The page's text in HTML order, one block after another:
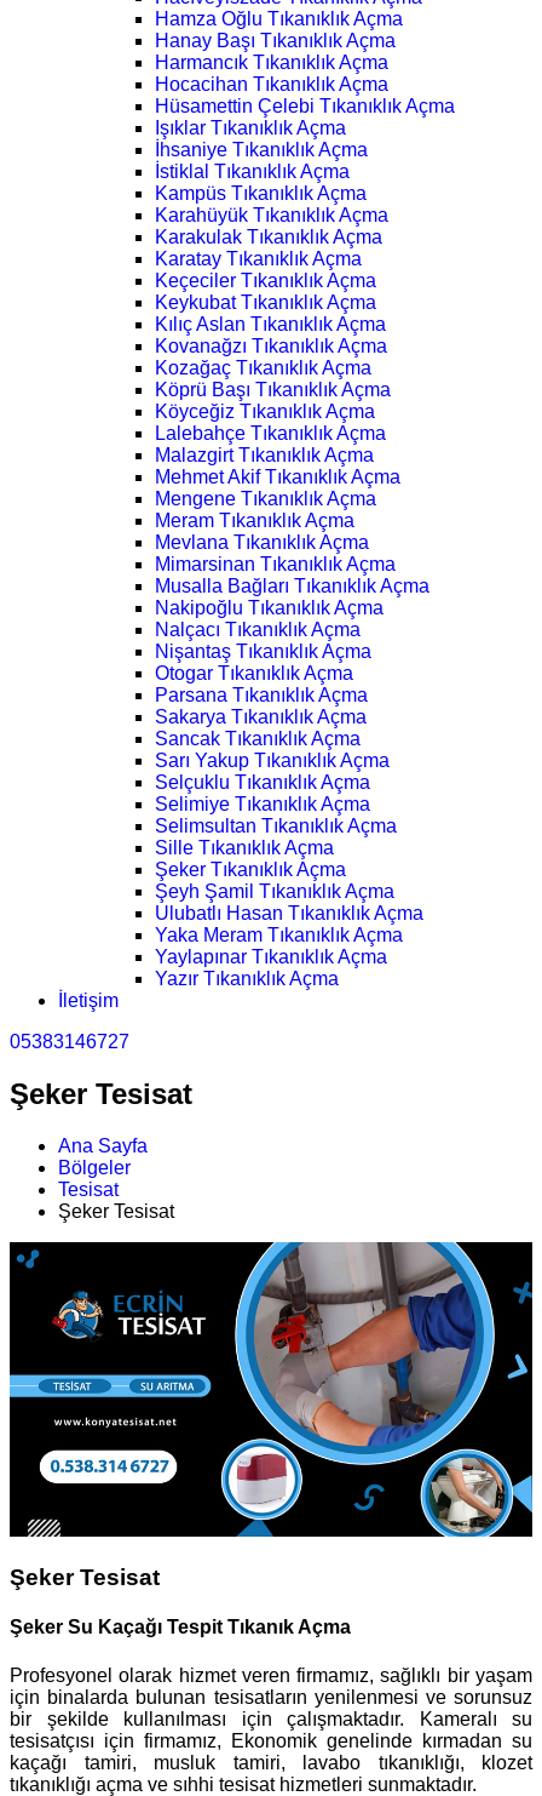
Hamza Oğlu Tıkanıklık Açma
Hanay Başı Tıkanıklık Açma
Harmancık Tıkanıklık Açma
Hocacihan Tıkanıklık Açma
Hüsamettin Çelebi Tıkanıklık Açma
Işıklar Tıkanıklık Açma
İhsaniye Tıkanıklık Açma
İstiklal Tıkanıklık Açma
Kampüs Tıkanıklık Açma
Karahüyük Tıkanıklık Açma
Karakulak Tıkanıklık Açma
Karatay Tıkanıklık Açma
Keçeciler Tıkanıklık Açma
Keykubat Tıkanıklık Açma
Kılıç Aslan Tıkanıklık Açma
Kovanağzı Tıkanıklık Açma
Kozağaç Tıkanıklık Açma
Köprü Başı Tıkanıklık Açma
Köyceğiz Tıkanıklık Açma
Lalebahçe Tıkanıklık Açma
Malazgirt Tıkanıklık Açma
Mehmet Akif Tıkanıklık Açma
Mengene Tıkanıklık Açma
Meram Tıkanıklık Açma
Mevlana Tıkanıklık Açma
Mimarsinan Tıkanıklık Açma
Musalla Bağları Tıkanıklık Açma
Nakipoğlu Tıkanıklık Açma
Nalçacı Tıkanıklık Açma
Nişantaş Tıkanıklık Açma
Otogar Tıkanıklık Açma
Parsana Tıkanıklık Açma
Sakarya Tıkanıklık Açma
Sancak Tıkanıklık Açma
Sarı Yakup Tıkanıklık Açma
Selçuklu Tıkanıklık Açma
Selimiye Tıkanıklık Açma
Selimsultan Tıkanıklık Açma
Sille Tıkanıklık Açma
Şeker Tıkanıklık Açma
Şeyh Şamil Tıkanıklık Açma
Ulubatlı Hasan Tıkanıklık Açma
Yaka Meram Tıkanıklık Açma
Yaylapınar Tıkanıklık Açma
Yazır Tıkanıklık Açma
İletişim
05383146727
Şeker Tesisat
Ana Sayfa
Bölgeler
Tesisat
Şeker Tesisat
Şeker Tesisat
Şeker Su Kaçağı Tespit Tıkanık Açma
Profesyonel olarak hizmet veren firmamız, sağlıklı bir yaşam
için binalarda bulunan tesisatların yenilenmesi ve sorunsuz
bir şekilde kullanılması için çalışmaktadır. Kameralı su
tesisatçısı için firmamız, Ekonomik genelinde kırmadan su
kaçağı tamiri, musluk tamiri, lavabo tıkanıklığı, klozet
tıkanıklığı açma ve sıhhi tesisat hizmetleri sunmaktadır.